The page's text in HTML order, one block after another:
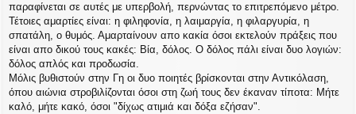
παραφίνεται σε αυτές με υπερβολή, περνώντας το επιτρεπόμενο μέτρο.
Τέτοιες αμαρτίες είναι: η φιληφονία, η λαιμαργία, η φιλαργυρία, η
σπατάλη, ο θυμός. Αμαρταίνουν απο κακία όσοι εκτελούν πράξεις που
είναι απο δικού τους κακές: Βία, δόλος. Ο δόλος πάλι είναι δυο λογιών:
δόλος απλός και προδωσία.
Μόλις βυθιστούν στην Γη οι δυο ποιητές βρίσκονται στην Αντικόλαση,
όπου αιώνια στροβιλίζονται όσοι στη ζωή τους δεν έκαναν τίποτα: Μήτε
καλό, μήτε κακό, όσοι "δίχως ατιμιά και δόξα εζήσαν".